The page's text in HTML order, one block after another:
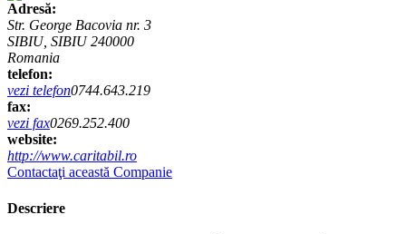
Adresă:
Str. George Bacovia nr. 3
SIBIU, SIBIU 240000
Romania
telefon:
vezi telefon0744.643.219
fax:
vezi fax0269.252.400
website:
http://www.caritabil.ro
Contactaţi această Companie
Descriere